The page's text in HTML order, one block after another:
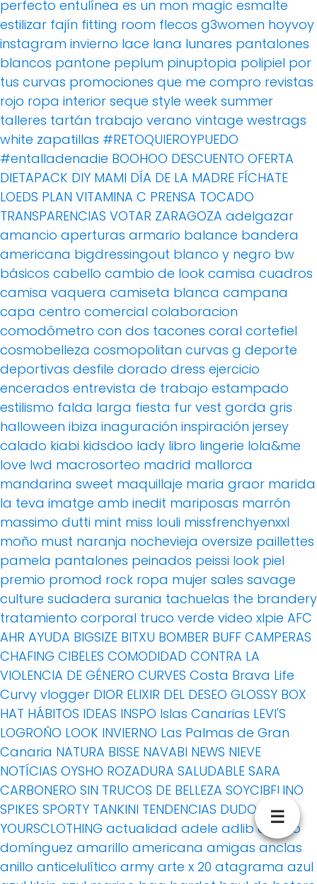
perfecto entulínea es un mon magic esmalte
estilizar fajín fitting room flecos g3women hoyvoy
instagram invierno lace lana lunares pantalones
blancos pantone peplum pinuptopia polipiel por
tus curvas promociones que me compro revistas
rojo ropa interior seque style week summer
talleres tartán trabajo verano vintage westrags
white zapatillas #RETOQUIEROYPUEDO
#entalladenadie BOOHOO DESCUENTO OFERTA
DIETAPACK DIY MAMI DÍA DE LA MADRE FÍCHATE
LOEDS PLAN VITAMINA C PRENSA TOCADO
TRANSPARENCIAS VOTAR ZARAGOZA adelgazar
amancio aperturas armario balance bandera
americana bigdressingout blanco y negro bw
básicos cabello cambio de look camisa cuadros
camisa vaquera camiseta blanca campana
capa centro comercial colaboracion
comodómetro con dos tacones coral cortefiel
cosmobelleza cosmopolitan curvas g deporte
deportivas desfile dorado dress ejercicio
encerados entrevista de trabajo estampado
estilismo falda larga fiesta fur vest gorda gris
halloween ibiza inaguración inspiración jersey
calado kiabi kidsdoo lady libro lingerie lola&me
love lwd macrosorteo madrid mallorca
mandarina sweet maquillaje maria graor marida
la teva imatge amb inedit mariposas marrón
massimo dutti mint miss louli missfrenchyenxxl
moño must naranja nochevieja oversize paillettes
pamela pantalones peinados peissi look piel
premio promod rock ropa mujer sales savage
culture sudadera surania tachuelas the brandery
tratamiento corporal truco verde video xlpie AFC
AHR AYUDA BIGSIZE BITXU BOMBER BUFF CAMPERAS
CHAFING CIBELES COMODIDAD CONTRA LA
VIOLENCIA DE GÉNERO CURVES Costa Brava Life
Curvy vlogger DIOR ELIXIR DEL DESEO GLOSSY BOX
HAT HÁBITOS IDEAS INSPO Islas Canarias LEVI'S
LOGROÑO LOOK INVIERNO Las Palmas de Gran
Canaria NATURA BISSE NAVABI NEWS NIEVE
NOTÍCIAS OYSHO ROZADURA SALUDABLE SARA
CARBONERO SIN TRUCOS DE BELLEZA SOYCIBELINO
SPIKES SPORTY TANKINI TENDENCIAS DUDOSAS
YOURSCLOTHING actualidad adele adlib adolfo
domínguez amarillo americana amigas anclas
anillo anticelulítico army arte x 20 atagrama azul
☰